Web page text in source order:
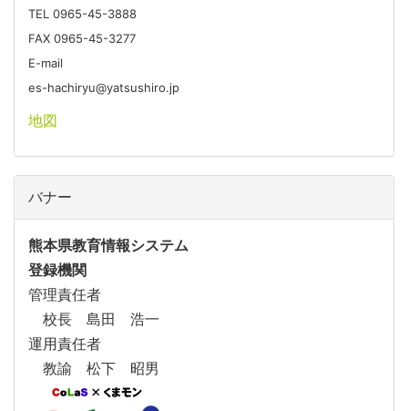
TEL 0965-45-3888
FAX 0965-45-3277
E-mail
es-hachiryu@yatsushiro.jp
地図
バナー
熊本県教育情報システム
登録機関
管理責任者
校長 島田 浩一
運用責任者
教諭 松下 昭男